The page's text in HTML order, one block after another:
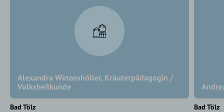
Alexandra Winzenhöller, Kräuterpädagogin /
Volksheilkunde
Bad Tölz Bad Tölz